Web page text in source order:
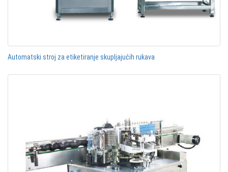
Automatski stroj za etiketiranje skupljajućih rukava